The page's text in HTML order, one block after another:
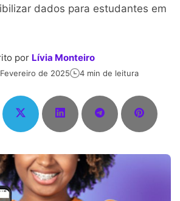
dados para estudantes em
por Lívia Monteiro
de 2025 4 min de leitura